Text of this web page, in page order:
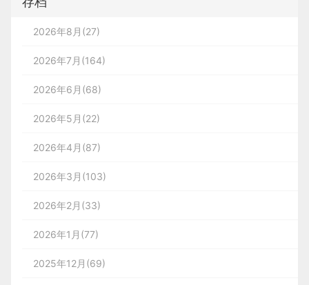
2026年8月(27)
2026年7月(164)
2026年6月(68)
2026年5月(22)
2026年4月(87)
2026年3月(103)
2026年2月(33)
2026年1月(77)
2025年12月(69)